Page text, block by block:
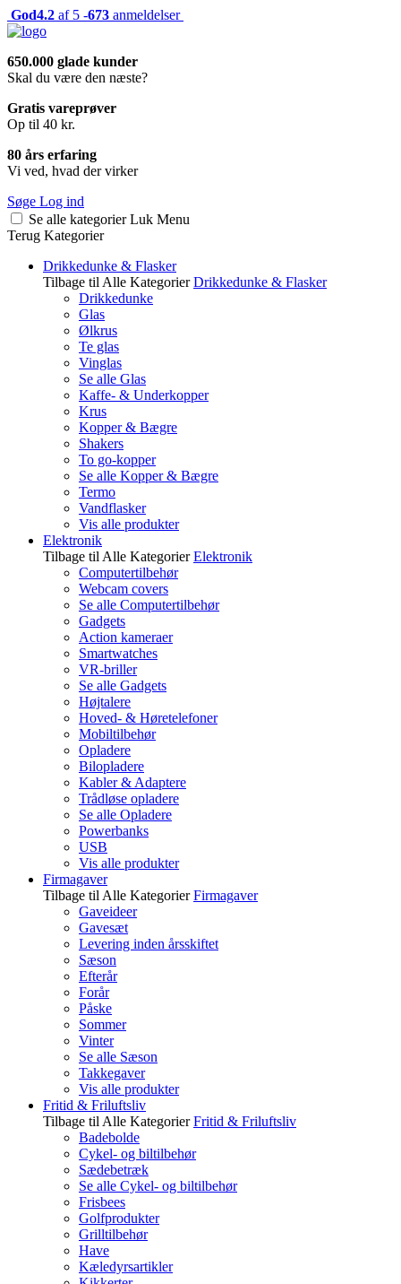
God4.2 af 5 -673 anmeldelser
650.000 glade kunder
Skal du være den næste?
Gratis vareprøver
Op til 40 kr.
80 års erfaring
Vi ved, hvad der virker
Søge Log ind
Se alle kategorier Luk Menu
Terug Kategorier
Drikkedunke & Flasker
Tilbage til Alle Kategorier Drikkedunke & Flasker
Drikkedunke
Glas
Ølkrus
Te glas
Vinglas
Se alle Glas
Kaffe- & Underkopper
Krus
Kopper & Bægre
Shakers
To go-kopper
Se alle Kopper & Bægre
Termo
Vandflasker
Vis alle produkter
Elektronik
Tilbage til Alle Kategorier Elektronik
Computertilbehør
Webcam covers
Se alle Computertilbehør
Gadgets
Action kameraer
Smartwatches
VR-briller
Se alle Gadgets
Højtalere
Hoved- & Høretelefoner
Mobiltilbehør
Opladere
Bilopladere
Kabler & Adaptere
Trådløse opladere
Se alle Opladere
Powerbanks
USB
Vis alle produkter
Firmagaver
Tilbage til Alle Kategorier Firmagaver
Gaveideer
Gavesæt
Levering inden årsskiftet
Sæson
Efterår
Forår
Påske
Sommer
Vinter
Se alle Sæson
Takkegaver
Vis alle produkter
Fritid & Friluftsliv
Tilbage til Alle Kategorier Fritid & Friluftsliv
Badebolde
Cykel- og biltilbehør
Sædebetræk
Se alle Cykel- og biltilbehør
Frisbees
Golfprodukter
Grilltilbehør
Have
Kæledyrsartikler